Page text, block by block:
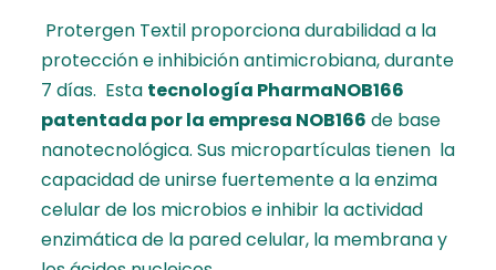
Protergen Textil proporciona durabilidad a la
protección e inhibición antimicrobiana, durante
7 días. Esta tecnología PharmaNOB166
patentada por la empresa NOB166 de base
nanotecnológica. Sus micropartículas tienen la
capacidad de unirse fuertemente a la enzima
celular de los microbios e inhibir la actividad
enzimática de la pared celular, la membrana y